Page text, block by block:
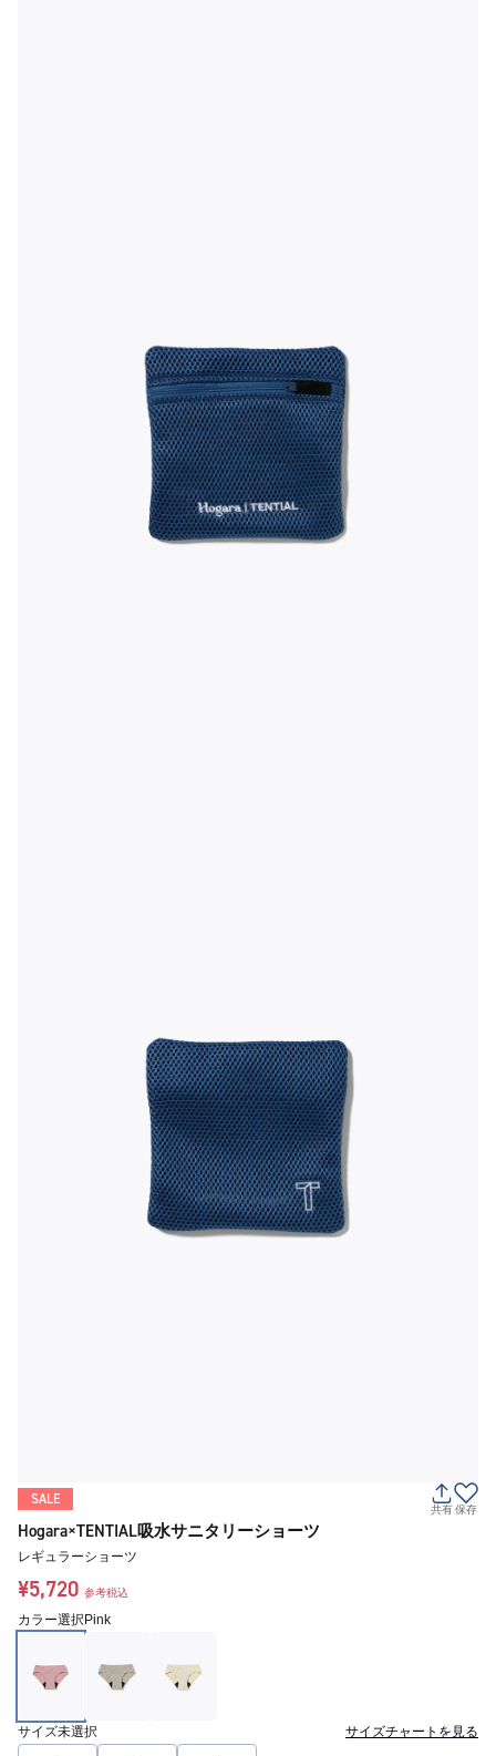
SALE
共有保存
Hogara×TENTIAL吸水サニタリーショーツ
レギュラーショーツ
¥5,720 参考税込
カラー選択 Pink
サイズ未選択 サイズチャートを見る